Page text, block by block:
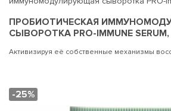
ПРОБИОТИЧЕСКАЯ
СЫВОРОТКА PRO-IMMUNE
Активизируя её собственные механизмы
-25%